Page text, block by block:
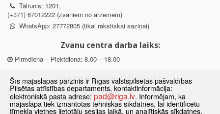
Tālrunis: 1201,
(+371) 67012222 (zvaniem no ārzemēm)
WhatsApp: 27772805 (tikai rakstiskai saziņai)
Zvanu centra darba laiks:
Pirmdiena – Piektdiena: 8.00 – 18.00
Departamenta darba laiks:
Pirmdiena, Ceturtdiena: 8.30 – 18.00
Otrdiena, Trešdiena: 8.30 – 17.00
Piektdiena: 8.30 – 15.00
Šīs mājaslapas pārzinis ir Rīgas valstspilsētas pašvaldības
Pilsētas attīstības departaments, kontaktinformācija:
elektroniskā pasta adrese: pad@riga.lv. Informējam, ka
mājaslapā tiek izmantotas tehniskās sīkdatnes, lai identificētu
tīmekļa vietnes lietotāju sesijas laikā, un analītiskās sīkdatnes,